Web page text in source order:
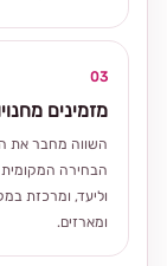
03
מזמינים
השווה מחבר את
הבחירה המקומית
וליעד, ומרכזת
ומארזים.